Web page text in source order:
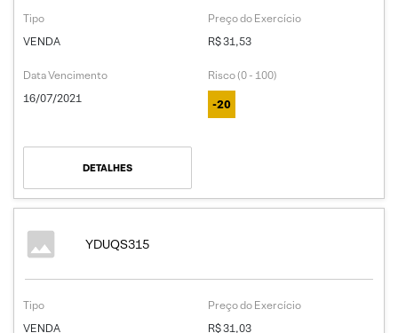
Tipo
VENDA
Preço do Exercício
R$ 31,53
Data Vencimento
16/07/2021
Risco (0 - 100)
-20
DETALHES
YDUQS315
Tipo
VENDA
Preço do Exercício
R$ 31,03